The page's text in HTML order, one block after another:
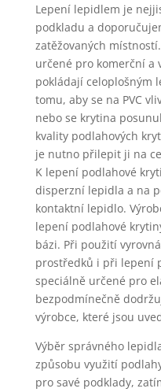
Lepení lepidlem je
podkladu a
zatěžovaných
určené pro komerční a
pokládají celoplošným
tomu, aby se na PVC
nebo se krytina
kvality podlahových
je nutno přilepit ji na
K lepení podlahové
disperzní lepidla a na
kontaktní lepidlo.
lepení podlahové
bázi. Při použití
prostředků i při lepení
speciálně určené pro
bezpodmínečně
výrobce, které jsou
Výběr správného
způsobu využití
pro savé podklady,